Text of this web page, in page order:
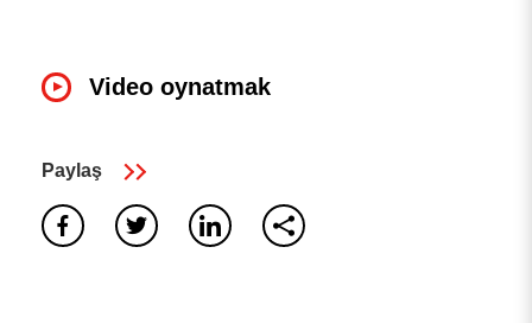
Video oynatmak
Paylaş